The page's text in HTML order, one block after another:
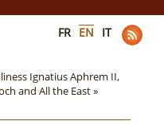
FR EN IT
Ignatius Aphrem II,
and All the East »